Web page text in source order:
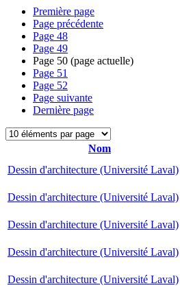
Première page
Page précédente
Page 48
Page 49
Page 50 (page actuelle)
Page 51
Page 52
Page suivante
Dernière page
Nom
Dessin d'architecture (Université Laval)
Dessin d'architecture (Université Laval)
Dessin d'architecture (Université Laval)
Dessin d'architecture (Université Laval)
Dessin d'architecture (Université Laval)